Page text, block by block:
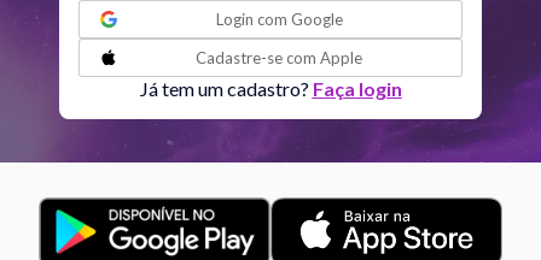
Nodo norte
Aspectos ativos Orbe
Trígono Saturno 2.27
Login com Google
Cadastre-se com Apple
Já tem um cadastro? Faça login